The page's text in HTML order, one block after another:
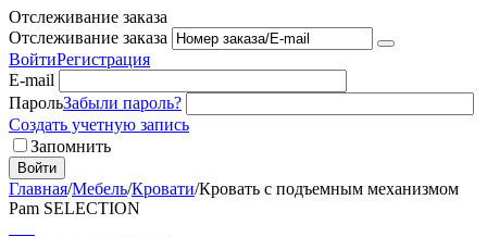
Отслеживание заказа
Отслеживание заказа
ВойтиРегистрация
E-mail
ПарольЗабыли пароль?
Создать учетную запись
Запомнить
Войти
Главная/Мебель/Кровати/Кровать с подъемным механизмом
Pam SELECTION